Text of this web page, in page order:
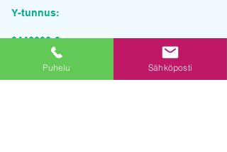
Y-tunnus:
2446890-0
Pyydä tarjous palvelusta
Puhelu Sähköposti